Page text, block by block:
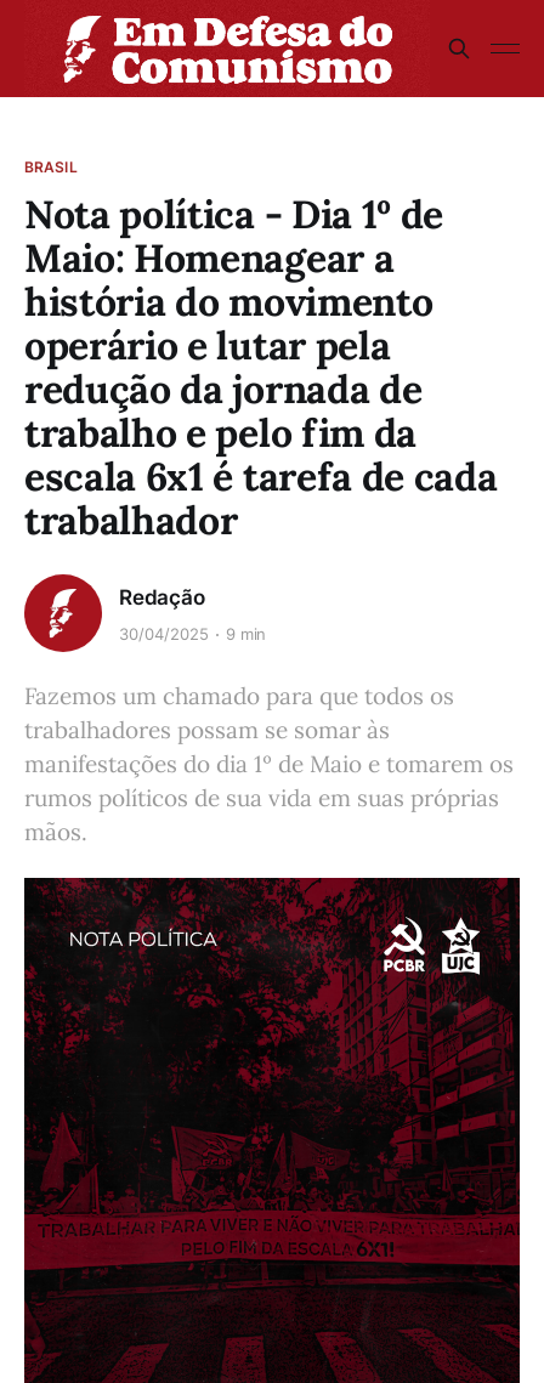
BRASIL
Nota política - Dia 1º de
Maio: Homenagear a
história do movimento
operário e lutar pela
redução da jornada de
trabalho e pelo fim da
escala 6x1 é tarefa de cada
trabalhador
Redação
30/04/2025 9 min
Fazemos um chamado para que todos os
trabalhadores possam se somar às
manifestações do dia 1º de Maio e tomarem os
rumos políticos de sua vida em suas próprias
mãos.